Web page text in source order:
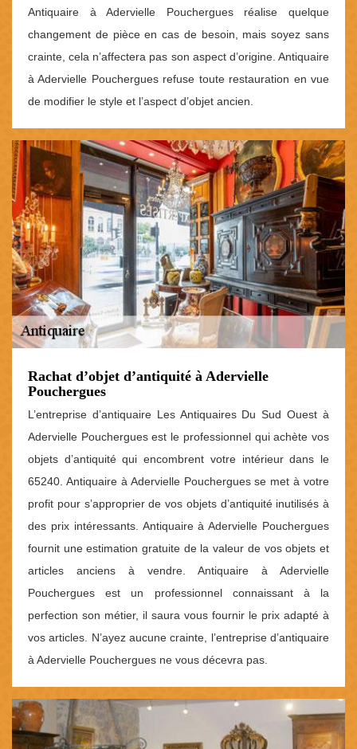
Antiquaire à Adervielle Pouchergues réalise quelque
changement de pièce en cas de besoin, mais soyez sans
crainte, cela n’affectera pas son aspect d’origine. Antiquaire
à Adervielle Pouchergues refuse toute restauration en vue
de modifier le style et l’aspect d’objet ancien.
Rachat d’objet d’antiquité à Adervielle
Pouchergues
L’entreprise d’antiquaire Les Antiquaires Du Sud Ouest à
Adervielle Pouchergues est le professionnel qui achète vos
objets d’antiquité qui encombrent votre intérieur dans le
65240. Antiquaire à Adervielle Pouchergues se met à votre
profit pour s’approprier de vos objets d’antiquité inutilisés à
des prix intéressants. Antiquaire à Adervielle Pouchergues
fournit une estimation gratuite de la valeur de vos objets et
articles anciens à vendre. Antiquaire à Adervielle
Pouchergues est un professionnel connaissant à la
perfection son métier, il saura vous fournir le prix adapté à
vos articles. N’ayez aucune crainte, l’entreprise d’antiquaire
à Adervielle Pouchergues ne vous décevra pas.